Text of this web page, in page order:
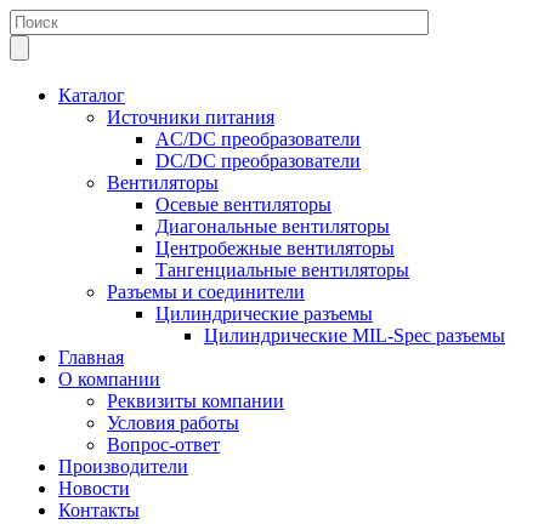
Каталог
Источники питания
AC/DC преобразователи
DC/DC преобразователи
Вентиляторы
Осевые вентиляторы
Диагональные вентиляторы
Центробежные вентиляторы
Тангенциальные вентиляторы
Разъемы и соединители
Цилиндрические разъемы
Цилиндрические MIL-Spec разъемы
Главная
О компании
Реквизиты компании
Условия работы
Вопрос-ответ
Производители
Новости
Контакты